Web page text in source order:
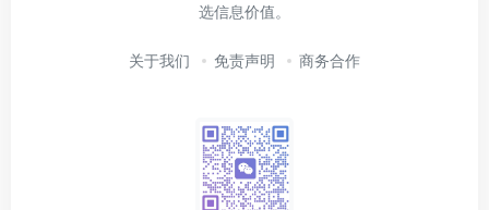
选信息价值。
关于我们 免责声明 商务合作